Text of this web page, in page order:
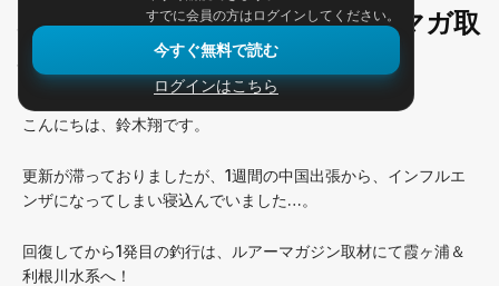
すでに会員の方はログインしてください。
今すぐ無料で読む
ログインはこちら
梅雨真っ只中の霞水系で、ルアマガ取
材！
こんにちは、鈴木翔です。
更新が滞っておりましたが、1週間の中国出張から、インフルエ
ンザになってしまい寝込んでいました…。
回復してから1発目の釣行は、ルアーマガジン取材にて霞ヶ浦＆
利根川水系へ！